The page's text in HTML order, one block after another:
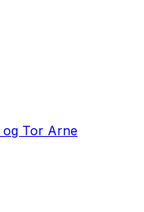
og Tor Arne